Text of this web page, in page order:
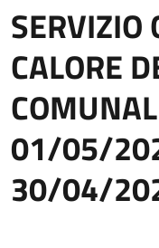
SERVIZIO
CALORE
01/05/
30/04/